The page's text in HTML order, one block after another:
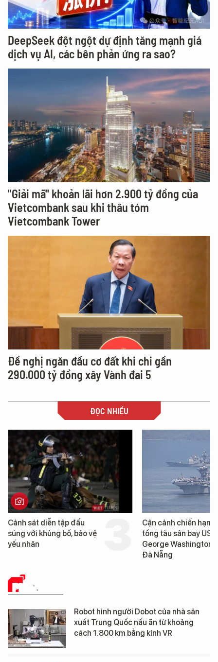
DeepSeek đột ngột dự định tăng mạnh giá
dịch vụ AI, các bên phản ứng ra sao?
"Giải mã" khoản lãi hơn 2.900 tỷ đồng của
Vietcombank sau khi thâu tóm
Vietcombank Tower
Đề nghị ngăn đầu cơ đất khi chi gần
290.000 tỷ đồng xây Vành đai 5
ĐỌC NHIỀU
Cảnh sát diễn tập đấu
súng với khủng bố, bảo vệ
yếu nhân
Cận cảnh chiến hạm
tống tàu sân bay USS
George Washington
Đà Nẵng
PHÂN TÍCH
Robot hình người Dobot của nhà sản
xuất Trung Quốc nấu ăn từ khoảng
cách 1.800 km bằng kính VR